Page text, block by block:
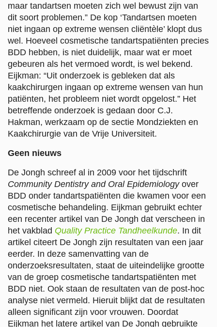
maar tandartsen moeten zich wel bewust zijn van
dit soort problemen.” De kop ‘Tandartsen moeten
niet ingaan op extreme wensen cliёntèle’ klopt dus
wel. Hoeveel cosmetische tandartspatiënten precies
BDD hebben, is niet duidelijk, maar wat er moet
gebeuren als het vermoed wordt, is wel bekend.
Eijkman: “Uit onderzoek is gebleken dat als
kaakchirurgen ingaan op extreme wensen van hun
patiënten, het probleem niet wordt opgelost.” Het
betreffende onderzoek is gedaan door C.J.
Hakman, werkzaam op de sectie Mondziekten en
Kaakchirurgie van de Vrije Universiteit.
Geen nieuws
De Jongh schreef al in 2009 voor het tijdschrift
Community Dentistry and Oral Epidemiologyover
BDD onder tandartspatiënten die kwamen voor een
cosmetische behandeling. Eijkman gebruikt echter
een recenter artikel van De Jongh dat verscheen in
het vakblad Quality Practice Tandheelkunde. In dit
artikel citeert De Jongh zijn resultaten van een jaar
eerder. In deze samenvatting van de
onderzoeksresultaten, staat de uiteindelijke grootte
van de groep cosmetische tandartspatiënten met
BDD niet. Ook staan de resultaten van de post-hoc
analyse niet vermeld. Hieruit blijkt dat de resultaten
alleen significant zijn voor vrouwen. Doordat
Eijkman het latere artikel van De Jongh gebruikte